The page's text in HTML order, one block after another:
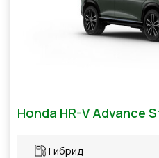
Honda HR-V Advance
Гибрид